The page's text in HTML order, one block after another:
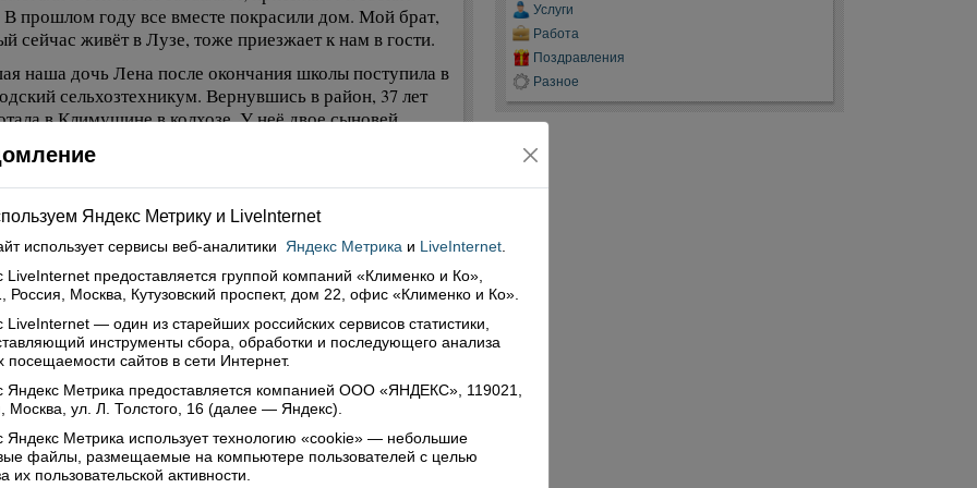
В прошлом году все вместе покрасили дом. Мой брат,
сейчас живёт в Лузе, тоже приезжает к нам в гости.
наша дочь Лена после окончания школы поступила в
сельхозтехникум. Вернувшись в район, 37 лет
в Климушине в колхозе. У неё двое сыновей.
трудится в уголовном розыске г.Вологды и в свои 35
звание подполковника и уже ветеран труда. Павел
в Вельске заместителем начальника пожарной
майор. Сын Геннадий трудится в Верховажской
школе, пошёл по моим стопам и стал педагогом. У
тоже двое детей: сын Игорь после окончания
го университета государственной
службы МЧС России трудится в Главном
МЧС России по Вологодской области. Дочка
факультет иностранных языков ВГПУ, была
в Германии, сейчас работает менеджером
оформления в российско-германской фирме.
году в нашем доме снова произошло радостное
родилась дочь Татьяна. Она тоже трудится в
в аптеке. Вернулась на родину после окончания
Услуги
Работа
Поздравления
Разное
Яндекс Метрику и Livelnternet
использует сервисы веб-аналитики Яндекс Метрика и LiveInternet
LiveInternet предоставляется группой компаний «Клименко и Ко»,
Россия, Москва, Кутузовский проспект, дом 22, офис «Клименко и Ко».
LiveInternet — один из старейших российских сервисов статистики,
инструменты сбора, обработки и последующего анализа
посещаемости сайтов в сети Интернет.
Яндекс Метрика предоставляется компанией ООО «ЯНДЕКС», 119021,
Москва, ул. Л. Толстого, 16 (далее — Яндекс).
Яндекс Метрика использует технологию «cookie» — небольшие
файлы, размещаемые на компьютере пользователей с целью
их пользовательской активности.